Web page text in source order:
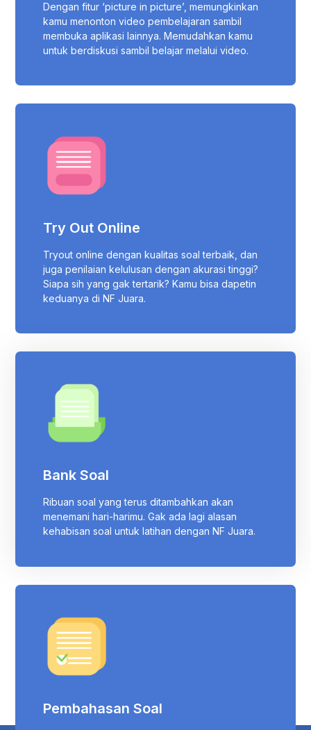
Dengan fitur ‘picture in picture’, memungkinkan
kamu menonton video pembelajaran sambil
membuka aplikasi lainnya. Memudahkan kamu
untuk berdiskusi sambil belajar melalui video.
Try Out Online
Tryout online dengan kualitas soal terbaik, dan
juga penilaian kelulusan dengan akurasi tinggi?
Siapa sih yang gak tertarik? Kamu bisa dapetin
keduanya di NF Juara.
Bank Soal
Ribuan soal yang terus ditambahkan akan
menemani hari-harimu. Gak ada lagi alasan
kehabisan soal untuk latihan dengan NF Juara.
Pembahasan Soal